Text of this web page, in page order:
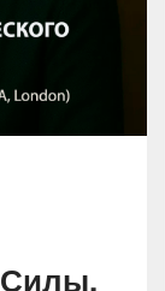
Силы,